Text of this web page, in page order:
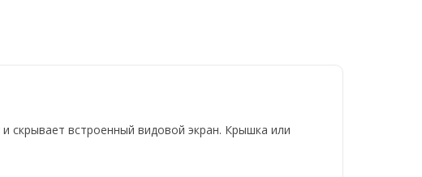
скрывает встроенный видовой экран. Крышка или